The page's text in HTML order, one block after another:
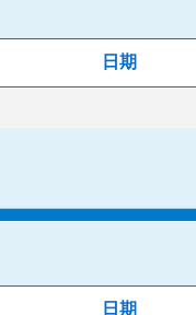
日期
日期